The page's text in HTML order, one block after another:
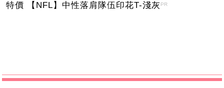
特價 【NFL】中性落肩隊伍印花T-淺灰 PR